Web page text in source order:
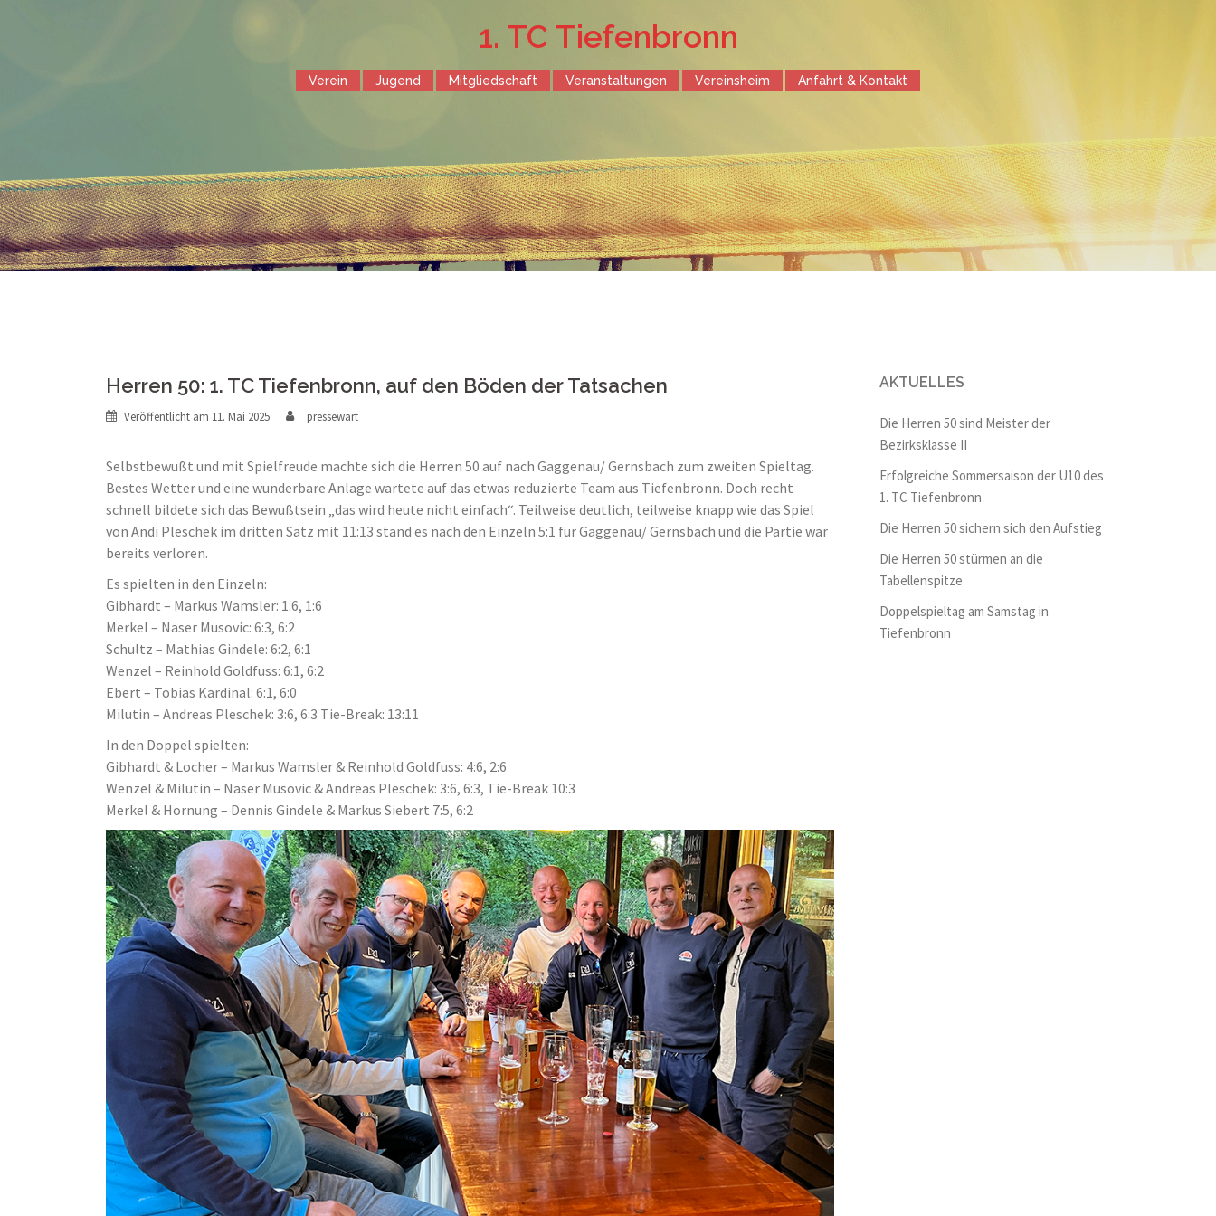
1. TC Tiefenbronn
Verein Jugend Mitgliedschaft Veranstaltungen Vereinsheim Anfahrt & Kontakt
Herren 50: 1. TC Tiefenbronn, auf den Böden der Tatsachen
Veröffentlicht am 11. Mai 2025 pressewart
Selbstbewußt und mit Spielfreude machte sich die Herren 50 auf nach Gaggenau/ Gernsbach zum zweiten Spieltag.
Bestes Wetter und eine wunderbare Anlage wartete auf das etwas reduzierte Team aus Tiefenbronn. Doch recht
schnell bildete sich das Bewußtsein „das wird heute nicht einfach“. Teilweise deutlich, teilweise knapp wie das Spiel
von Andi Pleschek im dritten Satz mit 11:13 stand es nach den Einzeln 5:1 für Gaggenau/ Gernsbach und die Partie war
bereits verloren.
Es spielten in den Einzeln:
Gibhardt – Markus Wamsler: 1:6, 1:6
Merkel – Naser Musovic: 6:3, 6:2
Schultz – Mathias Gindele: 6:2, 6:1
Wenzel – Reinhold Goldfuss: 6:1, 6:2
Ebert – Tobias Kardinal: 6:1, 6:0
Milutin – Andreas Pleschek: 3:6, 6:3 Tie-Break: 13:11
In den Doppel spielten:
Gibhardt & Locher – Markus Wamsler & Reinhold Goldfuss: 4:6, 2:6
Wenzel & Milutin – Naser Musovic & Andreas Pleschek: 3:6, 6:3, Tie-Break 10:3
Merkel & Hornung – Dennis Gindele & Markus Siebert 7:5, 6:2
AKTUELLES
Die Herren 50 sind Meister der
Bezirksklasse II
Erfolgreiche Sommersaison der U10 des
1. TC Tiefenbronn
Die Herren 50 sichern sich den Aufstieg
Die Herren 50 stürmen an die
Tabellenspitze
Doppelspieltag am Samstag in
Tiefenbronn